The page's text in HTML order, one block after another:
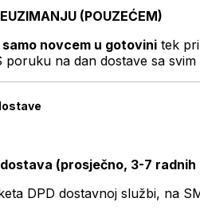
(POUZEĆEM)
samo novcem u gotovini tek
poruku na dan dostave sa svim
dostava (prosječno, 3-7 radnih
DPD dostavnoj službi, na